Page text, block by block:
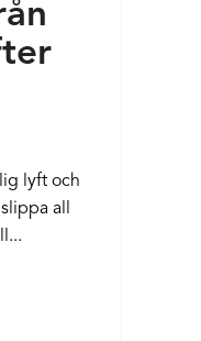
lyft och
all